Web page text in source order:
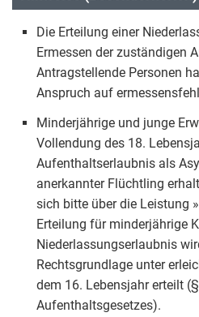
Die Erteilung einer
Ermessen der zuständigen
Antragstellende Personen
Anspruch auf
Minderjährige und junge
Vollendung des 18.
Aufenthaltserlaubnis als
anerkannter Flüchtling
sich bitte über die Leistung
Erteilung für minderjährige
Niederlassungserlaubnis
Rechtsgrundlage unter
dem 16. Lebensjahr erteilt
Aufenthaltsgesetzes).